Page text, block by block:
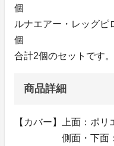
個
ルナエアー・レッグピ
個
合計2個のセットです。
商品詳細
【カバー】上面：ポ
側面・下面：ポ